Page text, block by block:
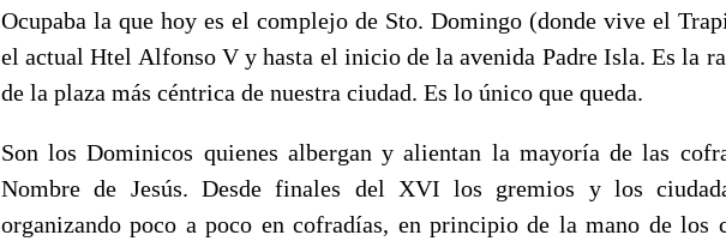
Ocupaba la que hoy es el complejo de Sto. Domingo (donde vive el
el actual Htel Alfonso V y hasta el inicio de la avenida Padre Isla. Es la
de la plaza más céntrica de nuestra ciudad. Es lo único que queda.
Son los Dominicos quienes albergan y alientan la mayoría de las
Nombre de Jesús. Desde finales del XVI los gremios y los
organizando poco a poco en cofradías, en principio de la mano de los